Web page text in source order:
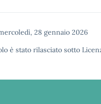
28 gennaio 2026
è stato rilasciato sotto